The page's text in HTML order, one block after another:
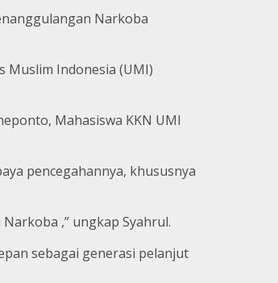
Narkoba
Muslim Indonesia (UMI)
Mahasiswa KKN UMI
pencegahannya, khususnya
,” ungkap Syahrul.
sebagai generasi pelanjut